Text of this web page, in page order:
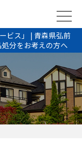
ビス」 | 青森県弘前
分をお考えの方へ